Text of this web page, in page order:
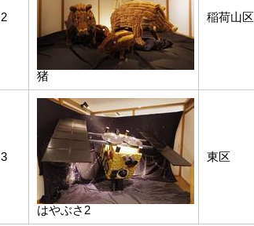
2
猪
稲荷山区
3
はやぶさ2
東区